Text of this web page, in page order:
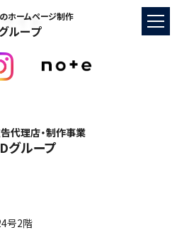
ホームページ制作
ループ
イト
代理店・制作事業
グループ
号2階